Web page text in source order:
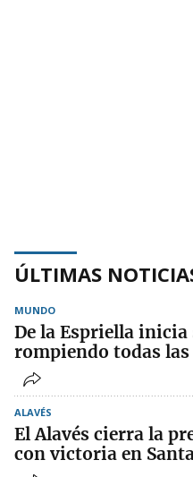
ÚLTIMAS
MUNDO
De la Espriella inicia
rompiendo todas
ALAVÉS
El Alavés cierra la
con victoria en